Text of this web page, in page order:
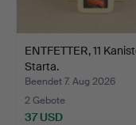
ENTFETTER, 11
Starta.
Beendet 7. Aug 2026
2 Gebote
37 USD